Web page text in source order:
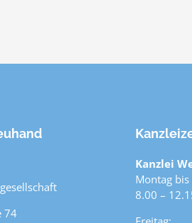
74
Kanzlei
Montag
8.00 –